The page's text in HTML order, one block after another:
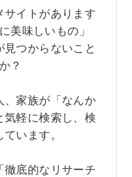
サイトがあります
美味しいもの」
見つからないこと
？
、家族が「なんか
気軽に検索し、検
います。
徹底的なリサーチ